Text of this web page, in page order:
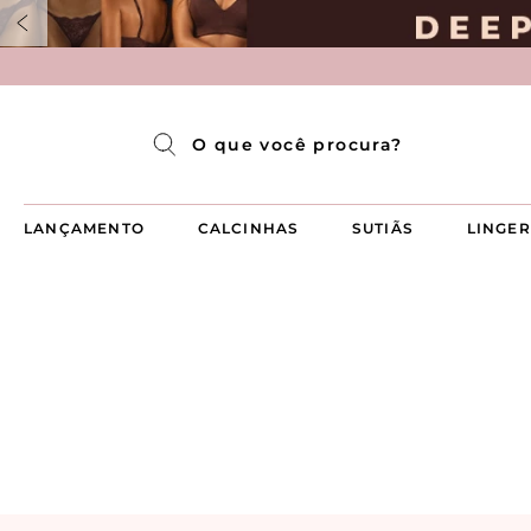
LANÇAMENTO CALCINHAS SUTIÃS
Pijama Longo Americado Aberto Luma
Pijama Capri Aberto
Pijama Curto Aberto